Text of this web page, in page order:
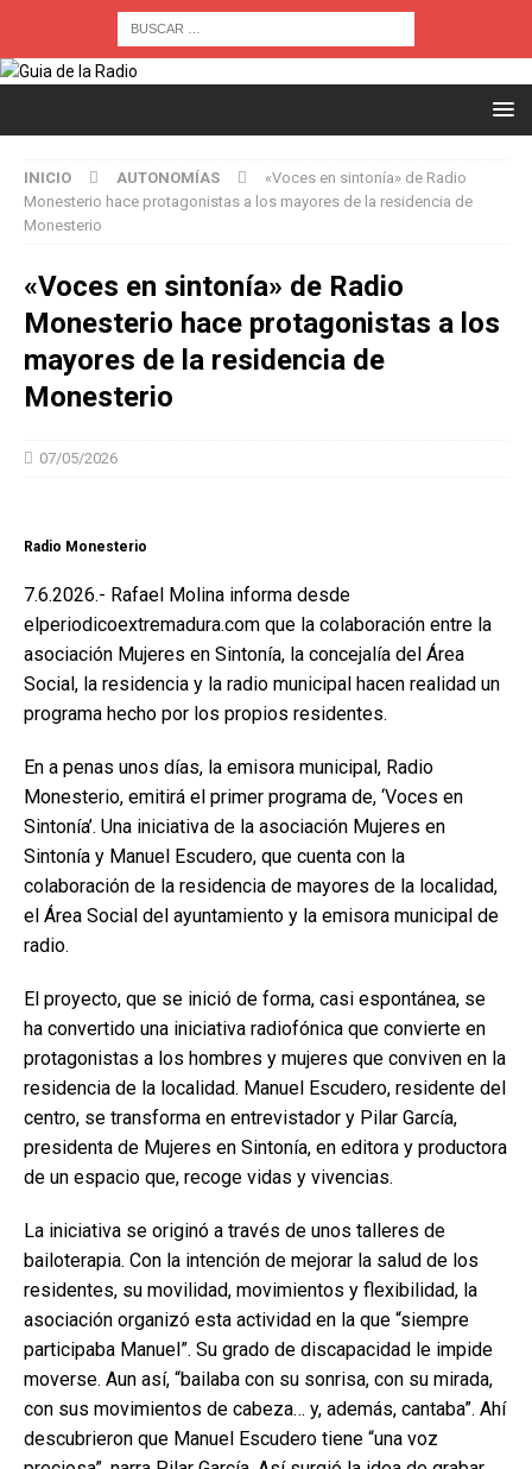
INICIO AUTONOMÍAS
«Voces en sintonía» de Radio
Monesterio hace protagonistas a los mayores de la residencia de
Monesterio
«Voces en sintonía» de Radio
Monesterio hace protagonistas a los
mayores de la residencia de
Monesterio
07/05/2026
Radio Monesterio
7.6.2026.- Rafael Molina informa desde
elperiodicoextremadura.com que la colaboración entre la
asociación Mujeres en Sintonía, la concejalía del Área
Social, la residencia y la radio municipal hacen realidad un
programa hecho por los propios residentes.
En a penas unos días, la emisora municipal, Radio
Monesterio, emitirá el primer programa de, ‘Voces en
Sintonía’. Una iniciativa de la asociación Mujeres en
Sintonía y Manuel Escudero, que cuenta con la
colaboración de la residencia de mayores de la localidad,
el Área Social del ayuntamiento y la emisora municipal de
radio.
El proyecto, que se inició de forma, casi espontánea, se
ha convertido una iniciativa radiofónica que convierte en
protagonistas a los hombres y mujeres que conviven en la
residencia de la localidad. Manuel Escudero, residente del
centro, se transforma en entrevistador y Pilar García,
presidenta de Mujeres en Sintonía, en editora y productora
de un espacio que, recoge vidas y vivencias.
La iniciativa se originó a través de unos talleres de
bailoterapia. Con la intención de mejorar la salud de los
residentes, su movilidad, movimientos y flexibilidad, la
asociación organizó esta actividad en la que “siempre
participaba Manuel”. Su grado de discapacidad le impide
moverse. Aun así, “bailaba con su sonrisa, con su mirada,
con sus movimientos de cabeza… y, además, cantaba”. Ahí
descubrieron que Manuel Escudero tiene “una voz